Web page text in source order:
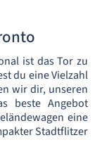
ist das Tor zu
du eine Vielzahl
wir dir, unseren
beste Angebot
eine
Stadtflitzer